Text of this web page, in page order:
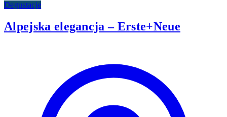
Degustacje
Alpejska elegancja – Erste+Neue